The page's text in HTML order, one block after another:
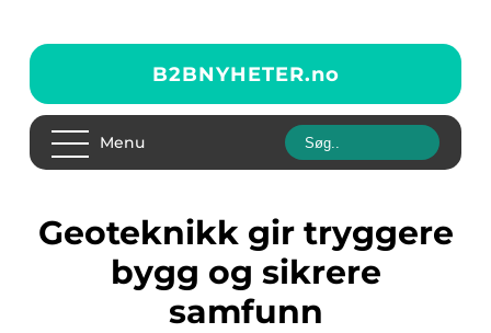
B2BNYHETER.no
Menu
Geoteknikk gir tryggere
bygg og sikrere
samfunn